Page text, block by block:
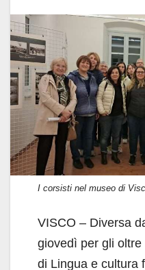
c
e
b
o
o
k
at
s
A
p
p
k
e
dI
n
I corsisti nel museo di
VISCO – Diversa
giovedì per gli
di Lingua e cultura